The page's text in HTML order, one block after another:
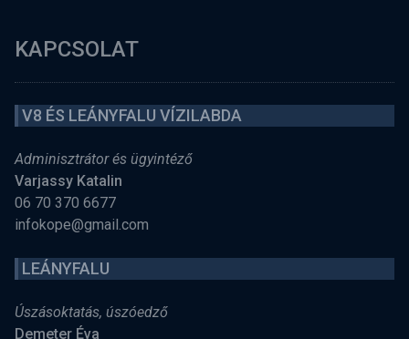
KAPCSOLAT
V8 ÉS LEÁNYFALU VÍZILABDA
Adminisztrátor és ügyintéző
Varjassy Katalin
06 70 370 6677
infokope@gmail.com
LEÁNYFALU
Úszásoktatás, úszóedző
Demeter Éva